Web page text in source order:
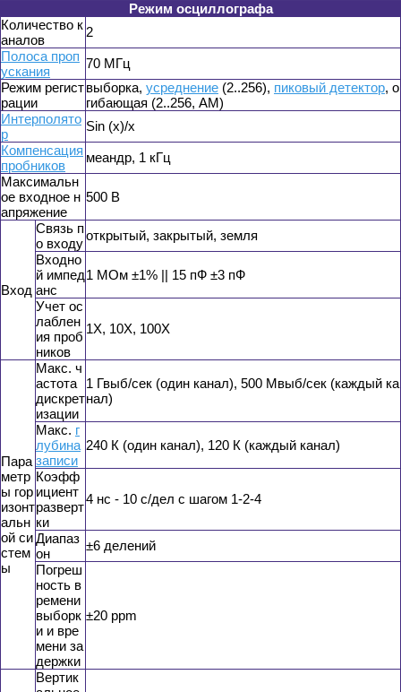
Режим осциллографа
Количество к
аналов
2
Полоса проп
ускания
70 МГц
Режим регист
рации
выборка, усреднение (2..256), пиковый детектор, о
гибающая (2..256, AM)
Интерполято
р
Sin (x)/x
Компенсация
пробников
меандр, 1 кГц
Максимальн
ое входное н
апряжение
500 В
Вход
Связь п
о входу
открытый, закрытый, земля
Входно
й импед
анс
1 МОм ±1% || 15 пФ ±3 пФ
Учет ос
лаблен
ия проб
ников
1X, 10X, 100X
Пара
метр
ы гор
изонт
альн
ой си
стем
ы
Макс. ч
астота
дискрет
изации
1 Гвыб/сек (один канал), 500 Мвыб/сек (каждый ка
нал)
Макс. г
лубина
записи
240 К (один канал), 120 К (каждый канал)
Коэфф
ициент
разверт
ки
4 нс - 10 с/дел с шагом 1-2-4
Диапаз
он
±6 делений
Погреш
ность в
ремени
выборк
и и вре
мени за
держки
±20 ppm
Вертик